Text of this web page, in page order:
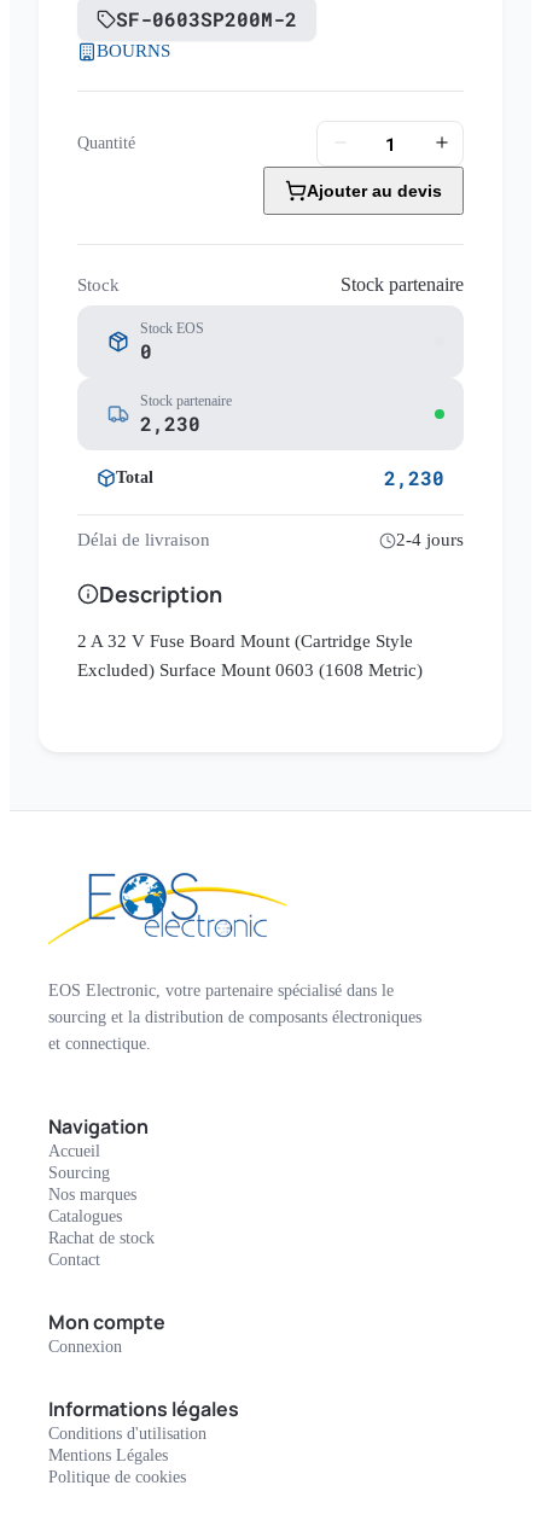
SF-0603SP200M-2
BOURNS
Quantité
Ajouter au devis
Stock Stock partenaire
Stock EOS
0
Stock partenaire
2,230
Total 2,230
Délai de livraison 2-4 jours
Description
2 A 32 V Fuse Board Mount (Cartridge Style
Excluded) Surface Mount 0603 (1608 Metric)
EOS Electronic, votre partenaire spécialisé dans le
sourcing et la distribution de composants électroniques
et connectique.
Navigation
Accueil
Sourcing
Nos marques
Catalogues
Rachat de stock
Contact
Mon compte
Connexion
Informations légales
Conditions d'utilisation
Mentions Légales
Politique de cookies